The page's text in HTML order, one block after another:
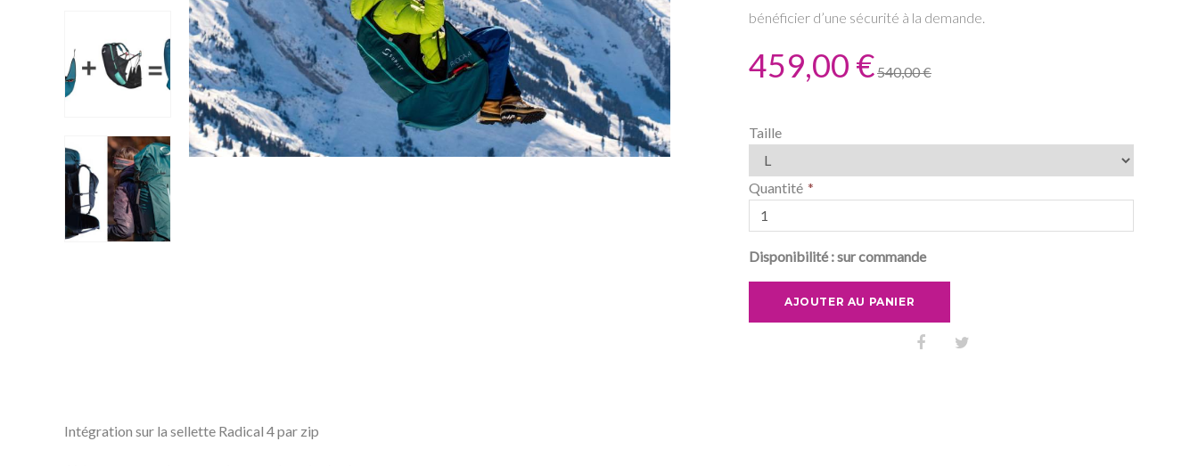
bénéficier d’une sécurité à la demande.
459,00 €540,00 €
Taille
Quantité
Disponibilité :sur commande
AJOUTER AU PANIER
Intégration sur la sellette Radical 4 par zip